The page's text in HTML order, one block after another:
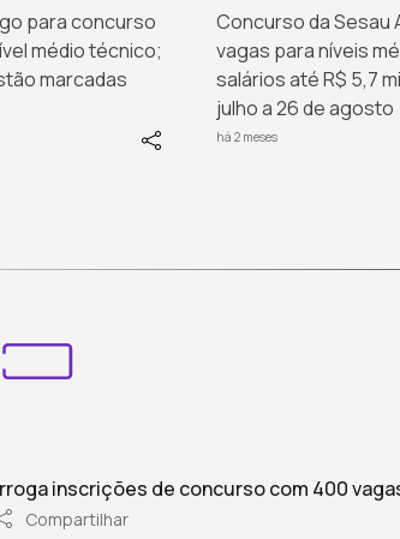
para concurso
médio técnico;
marcadas
Concurso da Sesau
vagas para níveis
salários até R$ 5,7
julho a 26 de agosto
há 2 meses
inscrições de concurso com 400
Compartilhar